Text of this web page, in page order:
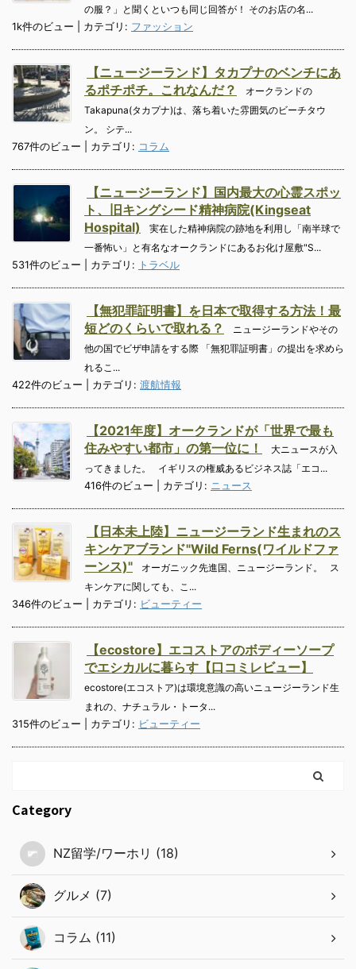
の服？」と聞くといつも同じ回答が！ そのお店の名...
1k件のビュー
カテゴリ: ファッション
【ニュージーランド】タカプナのベンチにあ
るポチポチ。これなんだ？
オークランドの
Takapuna(タカプナ)は、落ち着いた雰囲気のビーチタウ
ン。 シテ...
767件のビュー
カテゴリ: コラム
【ニュージーランド】国内最大の心霊スポッ
ト、旧キングシード精神病院(Kingseat
Hospital)
実在した精神病院の跡地を利用し「南半球で
一番怖い」と有名なオークランドにあるお化け屋敷"S...
531件のビュー
カテゴリ: トラベル
【無犯罪証明書】を日本で取得する方法！最
短どのくらいで取れる？
ニュージーランドやその
他の国でビザ申請をする際 「無犯罪証明書」の提出を求めら
れるこ...
422件のビュー
カテゴリ: 渡航情報
【2021年度】オークランドが「世界で最も
住みやすい都市」の第一位に！
大ニュースが入
ってきました。 イギリスの権威あるビジネス誌「エコ...
416件のビュー
カテゴリ: ニュース
【日本未上陸】ニュージーランド生まれのス
キンケアブランド"Wild Ferns(ワイルドファ
ーンス)"
オーガニック先進国、ニュージーランド。 ス
キンケアに関しても、こ...
346件のビュー
カテゴリ: ビューティー
【ecostore】エコストアのボディーソープ
でエシカルに暮らす【口コミレビュー】
ecostore(エコストア)は環境意識の高いニュージーランド生
まれの、ナチュラル・トータ...
315件のビュー
カテゴリ: ビューティー
Category
NZ留学/ワーホリ (18)
グルメ (7)
コラム (11)